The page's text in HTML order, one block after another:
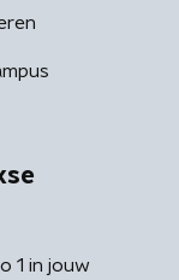
1 in jouw